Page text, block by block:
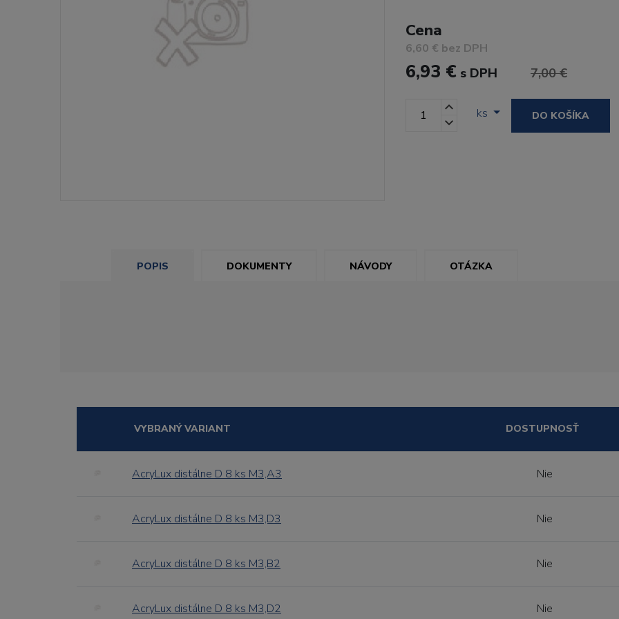
Cena
6,60 € bez DPH
6,93 € s DPH 7,00 €
ks DO KOŠÍKA
POPIS DOKUMENTY NÁVODY OTÁZKA
VYBRANÝ VARIANT DOSTUPNOSŤ
AcryLux distálne D 8 ks M3,A3 Nie
AcryLux distálne D 8 ks M3,D3 Nie
AcryLux distálne D 8 ks M3,B2 Nie
AcryLux distálne D 8 ks M3,D2 Nie